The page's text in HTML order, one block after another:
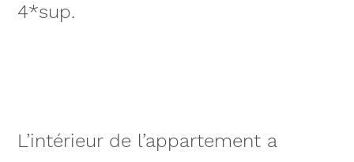
4*sup.
L’intérieur de l’appartement a